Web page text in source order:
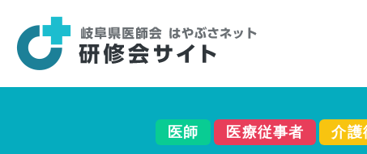
医師 医療従事者 介護